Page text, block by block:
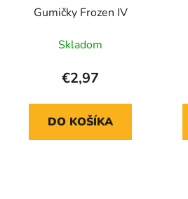
Gumičky Frozen IV
Skladom
€2,97
DO KOŠÍKA